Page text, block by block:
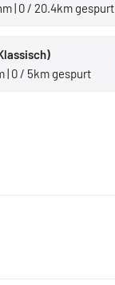
| 0 / 20.4km gespurt
| 0 / 5km gespurt